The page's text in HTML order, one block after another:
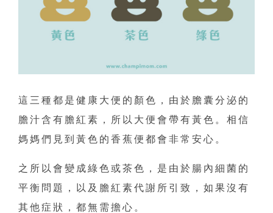
這三種都是健康大便的顏色，由於膽囊分泌的
膽汁含有膽紅素，所以大便會帶有黃色。相信
媽媽們見到黃色的香蕉便都會非常安心。
之所以會變成綠色或茶色，是由於腸內細菌的
平衡問題，以及膽紅素代謝所引致，如果沒有
其他症狀，都無需擔心。